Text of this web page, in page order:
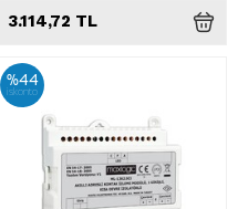
3.114,72 TL
%44
iskonto